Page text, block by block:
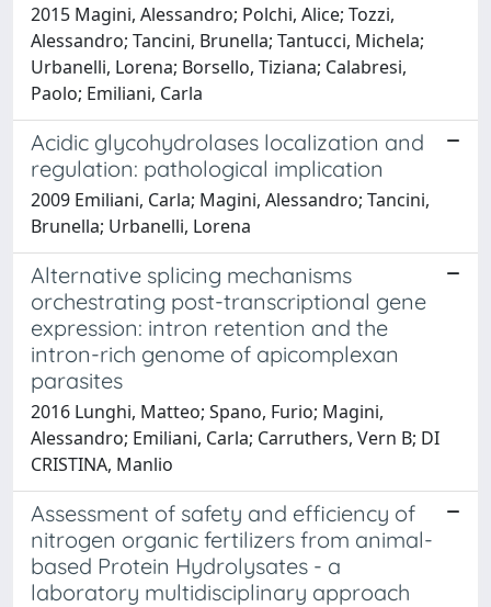
2015 Magini, Alessandro; Polchi, Alice; Tozzi,
Alessandro; Tancini, Brunella; Tantucci, Michela;
Urbanelli, Lorena; Borsello, Tiziana; Calabresi,
Paolo; Emiliani, Carla
Acidic glycohydrolases localization and
regulation: pathological implication
2009 Emiliani, Carla; Magini, Alessandro; Tancini,
Brunella; Urbanelli, Lorena
Alternative splicing mechanisms
orchestrating post-transcriptional gene
expression: intron retention and the
intron-rich genome of apicomplexan
parasites
2016 Lunghi, Matteo; Spano, Furio; Magini,
Alessandro; Emiliani, Carla; Carruthers, Vern B; DI
CRISTINA, Manlio
Assessment of safety and efficiency of
nitrogen organic fertilizers from animal-
based Protein Hydrolysates - a
laboratory multidisciplinary approach